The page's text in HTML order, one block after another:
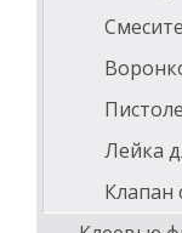
Лейка
Клапан